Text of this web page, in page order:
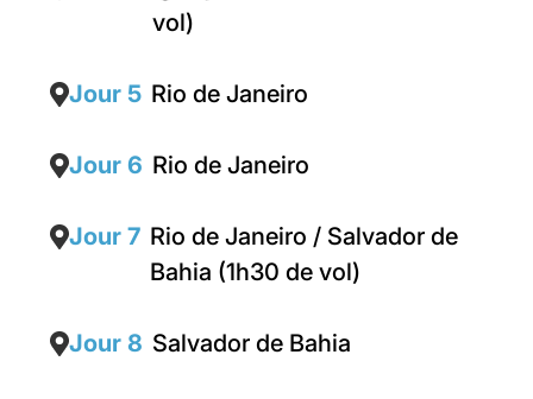
vol)
Jour 5 Rio de Janeiro
Jour 6 Rio de Janeiro
Jour 7 Rio de Janeiro / Salvador de
Bahia (1h30 de vol)
Jour 8 Salvador de Bahia